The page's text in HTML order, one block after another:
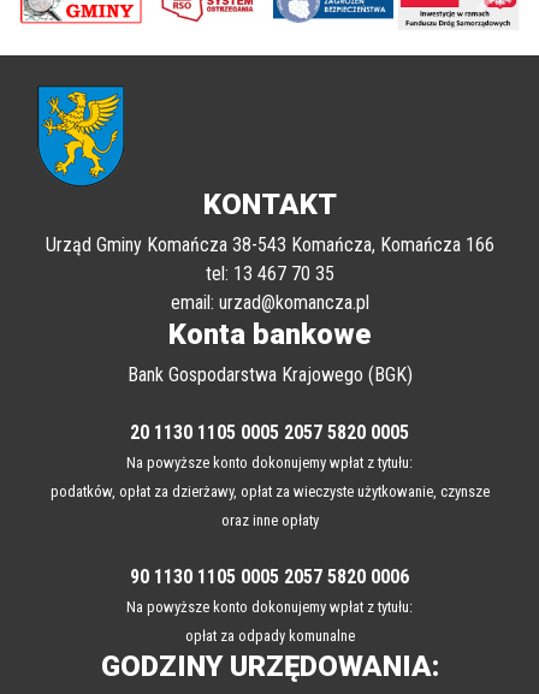
poprzednii
KONTAKT
Urząd Gminy Komańcza 38-543 Komańcza, Komańcza 166
tel: 13 467 70 35
email: urzad@komancza.pl
Konta bankowe
Bank Gospodarstwa Krajowego (BGK)
20 1130 1105 0005 2057 5820 0005
Na powyższe konto dokonujemy wpłat z tytułu:
podatków, opłat za dzierżawy, opłat za wieczyste użytkowanie, czynsze
oraz inne opłaty
90 1130 1105 0005 2057 5820 0006
Na powyższe konto dokonujemy wpłat z tytułu:
opłat za odpady komunalne
GODZINY URZĘDOWANIA: